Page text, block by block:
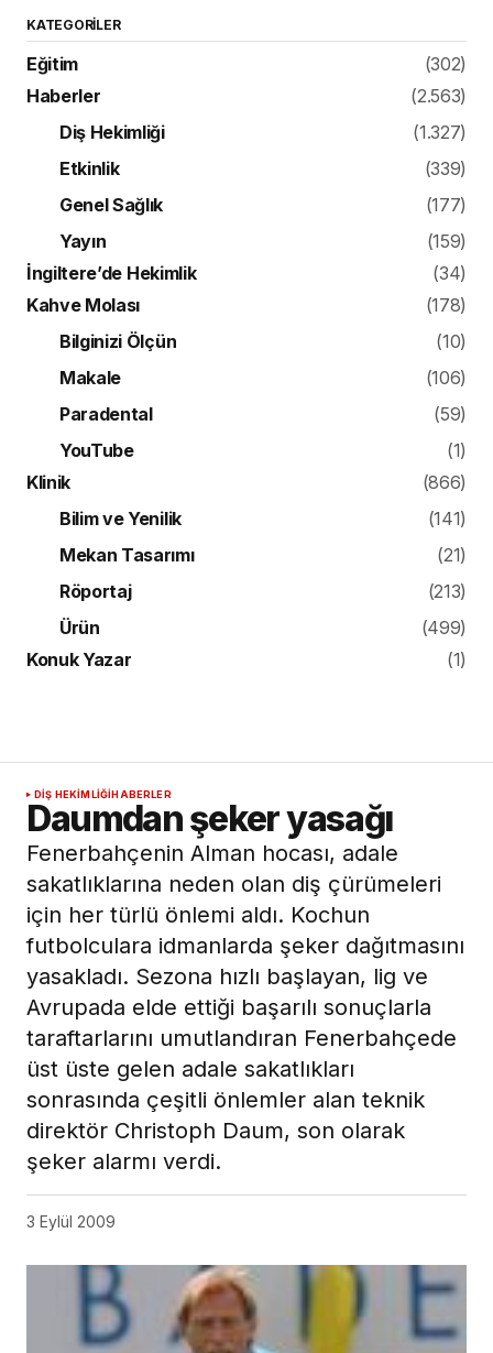
KATEGORILER
Eğitim
(302)
Haberler
(2.563)
Diş Hekimliği
(1.327)
Etkinlik
(339)
Genel Sağlık
(177)
Yayın
(159)
İngiltere’de Hekimlik
(34)
Kahve Molası
(178)
Bilginizi Ölçün
(10)
Makale
(106)
Paradental
(59)
YouTube
(1)
Klinik
(866)
Bilim ve Yenilik
(141)
Mekan Tasarımı
(21)
Röportaj
(213)
Ürün
(499)
Konuk Yazar
(1)
DIŞ HEKIMLIĞIHABERLER
Daumdan şeker yasağı
Fenerbahçenin Alman hocası, adale
sakatlıklarına neden olan diş çürümeleri
için her türlü önlemi aldı. Kochun
futbolculara idmanlarda şeker dağıtmasını
yasakladı. Sezona hızlı başlayan, lig ve
Avrupada elde ettiği başarılı sonuçlarla
taraftarlarını umutlandıran Fenerbahçede
üst üste gelen adale sakatlıkları
sonrasında çeşitli önlemler alan teknik
direktör Christoph Daum, son olarak
şeker alarmı verdi.
3 Eylül 2009